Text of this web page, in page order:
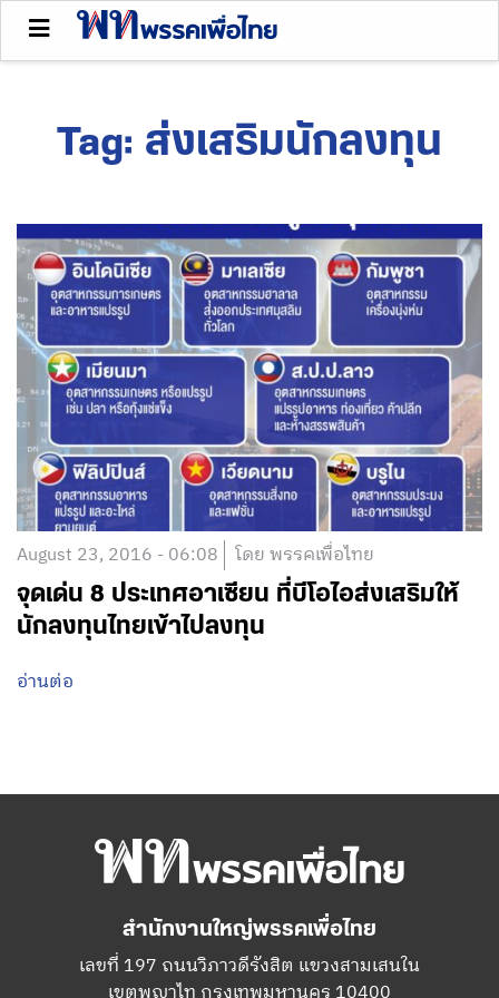
Tag: ส่งเสริมนักลงทุน
August 23, 2016 - 06:08 โดย พรรคเพื่อไทย
จุดเด่น 8 ประเทศอาเซียน ที่บีโอไอส่งเสริมให้
นักลงทุนไทยเข้าไปลงทุน
อ่านต่อ
สำนักงานใหญ่พรรคเพื่อไทย
เลขที่ 197 ถนนวิภาวดีรังสิต แขวงสามเสนใน